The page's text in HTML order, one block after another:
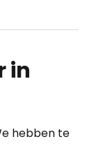
in
hebben te